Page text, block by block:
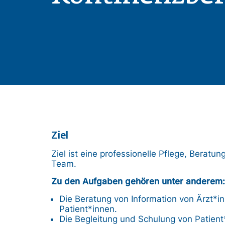
Ziel
Ziel ist eine professionelle Pflege,
Team.
Zu den Aufgaben gehören unter anderem:
Die Beratung von Information von
Patient*innen.
Die Begleitung und Schulung von